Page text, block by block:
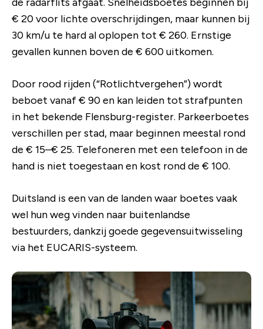
€ 20 voor lichte overschrijdingen, maar kunnen bij
30 km/u te hard al oplopen tot € 260. Ernstige
gevallen kunnen boven de € 600 uitkomen.
Door rood rijden (“Rotlichtvergehen”) wordt
beboet vanaf € 90 en kan leiden tot strafpunten
in het bekende Flensburg-register. Parkeerboetes
verschillen per stad, maar beginnen meestal rond
de € 15–€ 25. Telefoneren met een telefoon in de
hand is niet toegestaan en kost rond de € 100.
Duitsland is een van de landen waar boetes vaak
wel hun weg vinden naar buitenlandse
bestuurders, dankzij goede gegevensuitwisseling
via het EUCARIS-systeem.